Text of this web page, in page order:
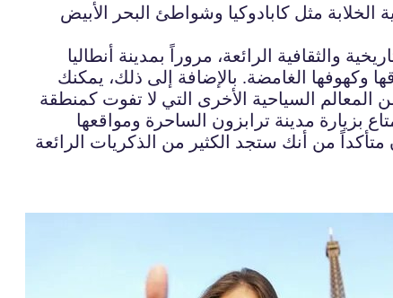
الخلابة مثل كابادوكيا وشواطئ البحر الأبيض
والثقافية الرائعة، مروراً بمدينة أنطاليا
وكهوفها الغامضة. بالإضافة إلى ذلك، يمكنك
المعالم السياحية الأخرى التي لا تفوت كمنطقة
بزيارة مدينة ترابزون الساحرة ومواقعها
متأكداً من أنك ستجد الكثير من الذكريات الرائعة